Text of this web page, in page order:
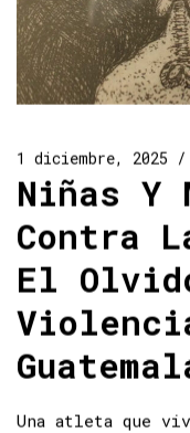
1 diciembre, 2025
Niñas Y
Contra
El
Una atleta que